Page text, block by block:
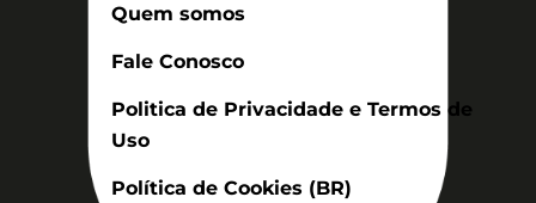
Quem somos
Fale Conosco
Politica de Privacidade e Termos de
Uso
Política de Cookies (BR)